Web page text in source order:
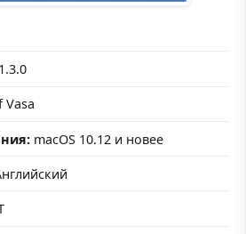
Vasa
macOS 10.12 и новее